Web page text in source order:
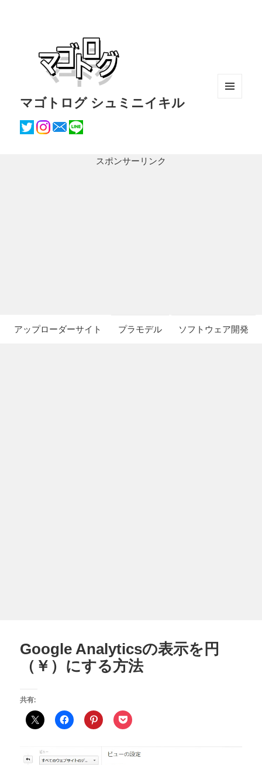
マゴトログ シュミニイキル
スポンサーリンク
アップローダーサイト プラモデル ソフトウェア開発
Google Analyticsの表示を円
（￥）にする方法
共有: